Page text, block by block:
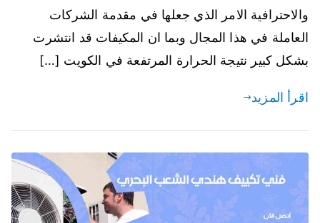
والاحترافية الامر الذي جعلها في مقدمة الشركات
العاملة في هذا المجال وبما ان المكيفات قد انتشرت
بشكل كبير نتيجة الحرارة المرتفعة في الكويت […]
اقرأ المزيد